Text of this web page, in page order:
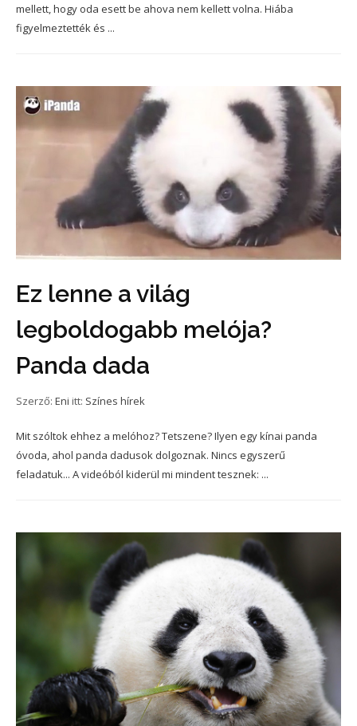
mellett, hogy oda esett be ahova nem kellett volna. Hiába
figyelmeztették és ...
Ez lenne a világ
legboldogabb melója?
Panda dada
Szerző: Eni itt: Színes hírek
Mit szóltok ehhez a melóhoz? Tetszene? Ilyen egy kínai panda
óvoda, ahol panda dadusok dolgoznak. Nincs egyszerű
feladatuk... A videóból kiderül mi mindent tesznek: ...